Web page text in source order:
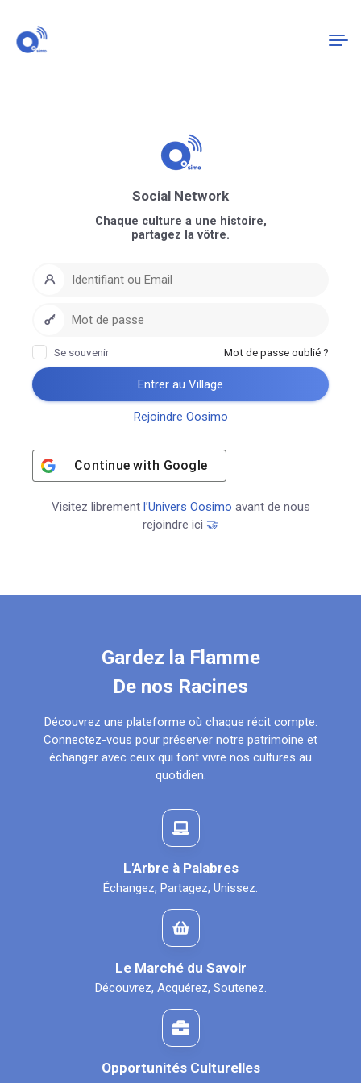
Gardez la Flamme
De nos Racines
Découvrez une plateforme où chaque récit compte.
Connectez-vous pour préserver notre patrimoine et
échanger avec ceux qui font vivre nos cultures au
quotidien.
L'Arbre à Palabres
Échangez, Partagez, Unissez.
Le Marché du Savoir
Découvrez, Acquérez, Soutenez.
Opportunités Culturelles
Social Network
Chaque culture a une histoire,
partagez la vôtre.
Se souvenir Mot de passe oublié ?
Entrer au Village
Rejoindre Oosimo
Continue with Google
Visitez librement l’Univers Oosimo avant de nous
rejoindre ici 🤝